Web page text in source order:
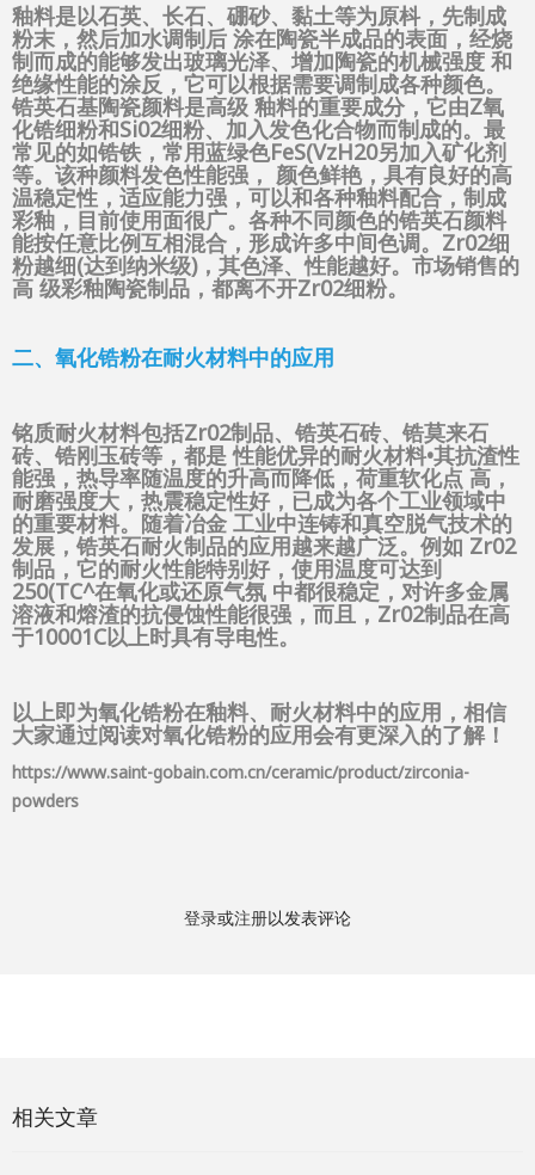
釉料是以石英、长石、硼砂、黏土等为原枓，先制成
粉末，然后加水调制后 涂在陶瓷半成品的表面，经烧
制而成的能够发出玻璃光泽、增加陶瓷的机械强度 和
绝缘性能的涂反，它可以根据需要调制成各种颜色。
锆英石基陶瓷颜料是高级 釉料的重要成分，它由Z氧
化锆细粉和Si02细粉、加入发色化合物而制成的。最
常见的如锆铁，常用蓝绿色FeS(VzH20另加入矿化剂
等。该种颜料发色性能强， 颜色鲜艳，具有良好的高
温稳定性，适应能力强，可以和各种釉料配合，制成
彩釉，目前使用面很广。各种不同颜色的锆英石颜料
能按任意比例互相混合，形成许多中间色调。Zr02细
粉越细(达到纳米级)，其色泽、性能越好。市场销售的
高 级彩釉陶瓷制品，都离不开Zr02细粉。
二、氧化锆粉在耐火材料中的应用
铭质耐火材料包括Zr02制品、锆英石砖、锆莫来石
砖、锆刚玉砖等，都是 性能优异的耐火材料•其抗渣性
能强，热导率随温度的升高而降低，荷重软化点 高，
耐磨强度大，热震稳定性好，已成为各个工业领域中
的重要材料。随着冶金 工业中连铸和真空脱气技术的
发展，锆英石耐火制品的应用越来越广泛。例如 Zr02
制品，它的耐火性能特别好，使用温度可达到
250(TC^在氧化或还原气氛 中都很稳定，对许多金属
溶液和熔渣的抗侵蚀性能很强，而且，Zr02制品在高
于10001C以上时具有导电性。
以上即为氧化锆粉在釉料、耐火材料中的应用，相信
大家通过阅读对氧化锆粉的应用会有更深入的了解！
https://www.saint-gobain.com.cn/ceramic/product/zirconia-
powders
登录或注册以发表评论
相关文章